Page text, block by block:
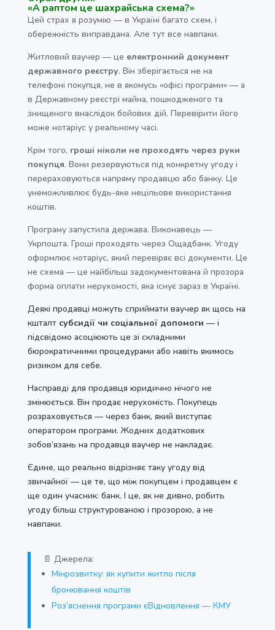
«А раптом це шахрайська схема?»
Цей страх я розумію — в Україні багато схем, і
обережність виправдана. Але тут все навпаки.
Житловий ваучер — це електронний документ
державного реєстру. Він зберігається не на
телефоні покупця, не в якомусь «офісі програми» — а
в Державному реєстрі майна, пошкодженого та
знищеного внаслідок бойових дій. Перевірити його
може нотаріус у реальному часі.
Крім того, гроші ніколи не проходять через руки
покупця. Вони резервуються під конкретну угоду і
перераховуються напряму продавцю або банку. Це
унеможливлює будь-яке нецільове використання
коштів.
Програму запустила держава. Виконавець —
Укрпошта. Гроші проходять через Ощадбанк. Угоду
оформлює нотаріус, який перевіряє всі документи. Це
не схема — це найбільш задокументована й прозора
форма оплати нерухомості, яка існує зараз в Україні.
Деякі продавці можуть сприймати ваучер як щось на
кшталтсубсидії чи соціальної допомоги — і
підсвідомо асоціюють це зі складними
бюрократичними процедурами або навіть якимось
ризиком для себе.
Насправді для продавця юридично нічого не
змінюється. Він продає нерухомість. Покупець
розраховується — через банк, який виступає
оператором програми. Жодних додаткових
зобов’язань на продавця ваучер не накладає.
Єдине, що реально відрізняє таку угоду від
звичайної — це те, що між покупцем і продавцем є
ще один учасник: банк. І це, як не дивно, робить
угоду більш структурованою і прозорою, а не
навпаки.
📄 Джерела:
Мінрозвитку: як купити житло після
бронювання коштів
Роз’яснення програми єВідновлення — КМУ